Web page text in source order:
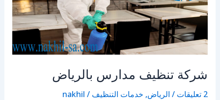
شركة تنظيف مدارس بالرياض
2 تعليقات / الرياض, خدمات التنظيف /
nakhil